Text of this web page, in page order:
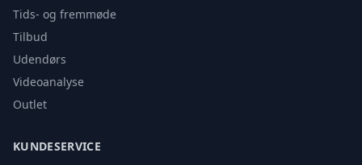
Tids- og fremmøde
Tilbud
Udendørs
Videoanalyse
Outlet
KUNDESERVICE